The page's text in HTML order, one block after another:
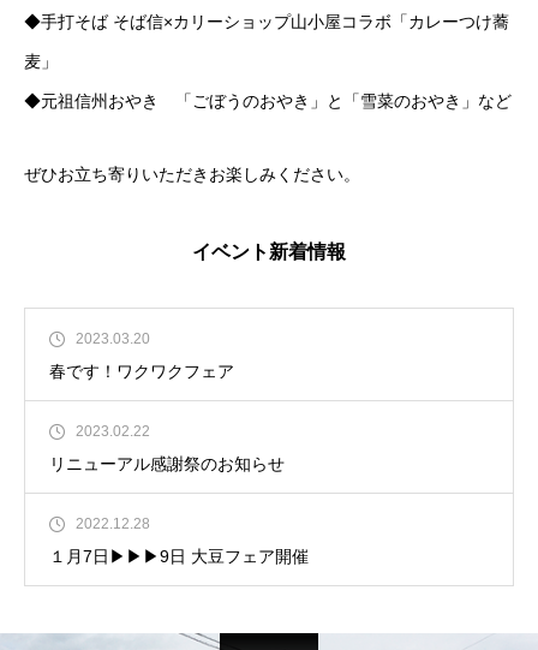
◆手打そば そば信×カリーショップ山小屋コラボ「カレーつけ蕎
麦」
◆元祖信州おやき 「ごぼうのおやき」と「雪菜のおやき」など
ぜひお立ち寄りいただきお楽しみください。
イベント新着情報
2023.03.20
春です！ワクワクフェア
2023.02.22
リニューアル感謝祭のお知らせ
2022.12.28
１月7日▶︎▶︎▶︎9日 大豆フェア開催